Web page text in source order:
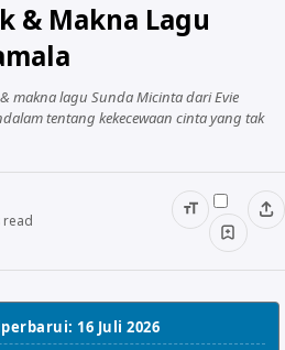
& Makna Lagu
makna lagu Sunda Micinta dari Evie
tentang kekecewaan cinta yang tak
read
16 Juli 2026